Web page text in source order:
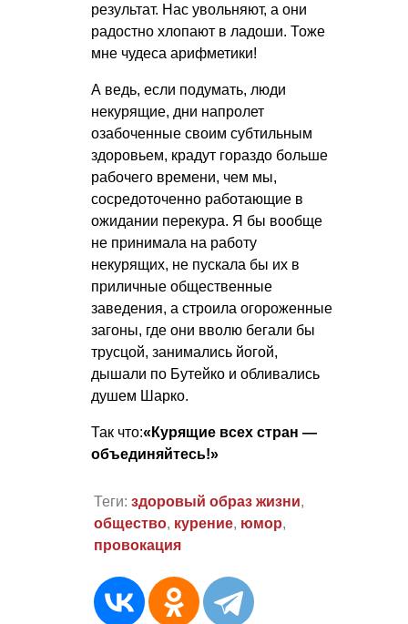
результат. Нас увольняют, а они
радостно хлопают в ладоши. Тоже
мне чудеса арифметики!
А ведь, если подумать, люди
некурящие, дни напролет
озабоченные своим субтильным
здоровьем, крадут гораздо больше
рабочего времени, чем мы,
сосредоточенно работающие в
ожидании перекура. Я бы вообще
не принимала на работу
некурящих, не пускала бы их в
приличные общественные
заведения, а строила огороженные
загоны, где они вволю бегали бы
трусцой, занимались йогой,
дышали по Бутейко и обливались
душем Шарко.
Так что:«Курящие всех стран —
объединяйтесь!»
Теги: здоровый образ жизни,
общество, курение, юмор,
провокация